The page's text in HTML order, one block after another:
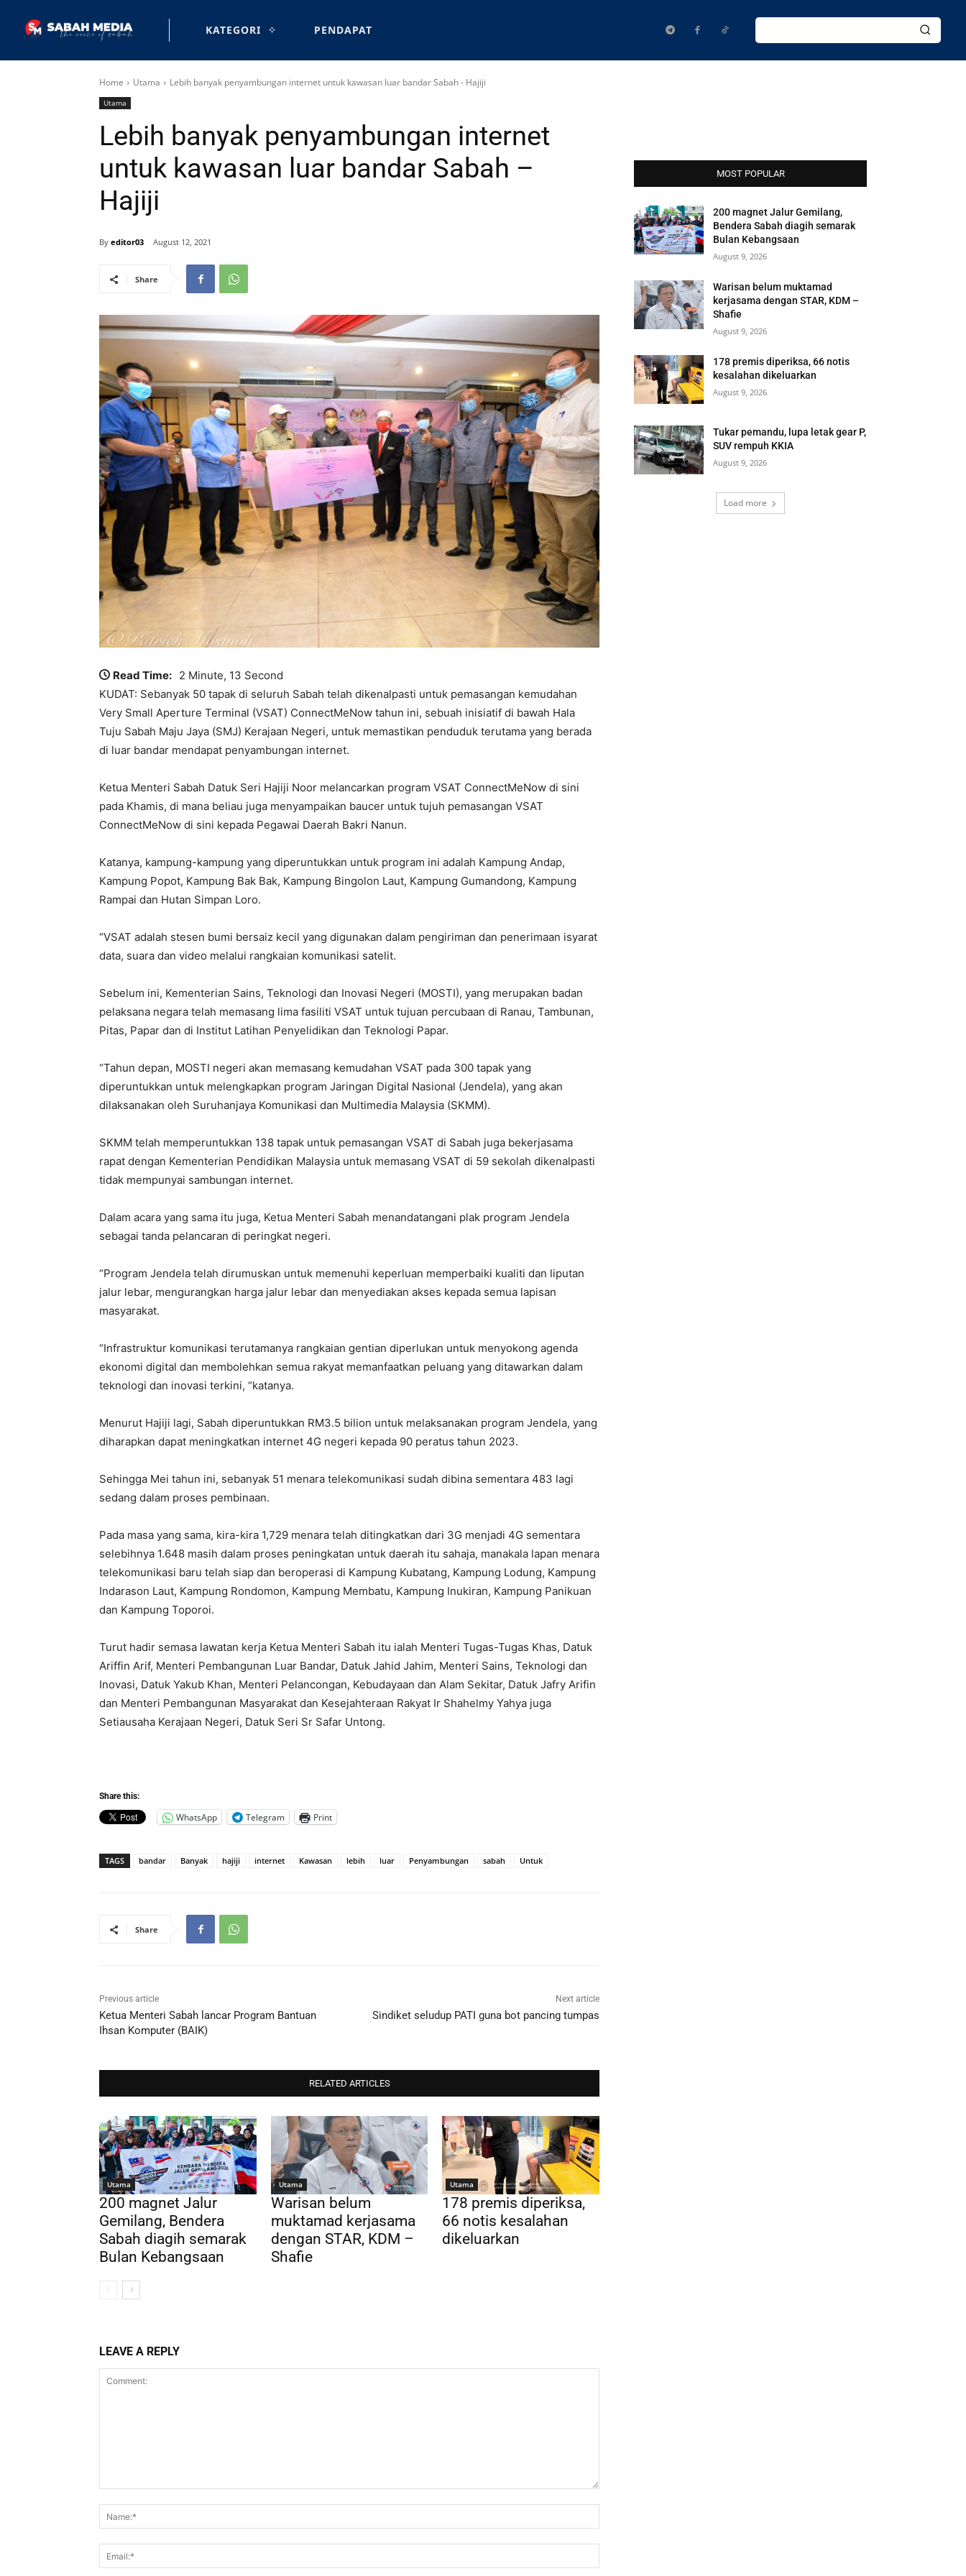
KATEGORI PENDAPAT
Home Utama Lebih banyak penyambungan internet untuk kawasan luar bandar Sabah - Hajiji
Utama
Lebih banyak penyambungan internet
untuk kawasan luar bandar Sabah –
Hajiji
By editor03 August 12, 2021
Share
Read Time: 2 Minute, 13 Second
KUDAT: Sebanyak 50 tapak di seluruh Sabah telah dikenalpasti untuk pemasangan kemudahan
Very Small Aperture Terminal (VSAT) ConnectMeNow tahun ini, sebuah inisiatif di bawah Hala
Tuju Sabah Maju Jaya (SMJ) Kerajaan Negeri, untuk memastikan penduduk terutama yang berada
di luar bandar mendapat penyambungan internet.
Ketua Menteri Sabah Datuk Seri Hajiji Noor melancarkan program VSAT ConnectMeNow di sini
pada Khamis, di mana beliau juga menyampaikan baucer untuk tujuh pemasangan VSAT
ConnectMeNow di sini kepada Pegawai Daerah Bakri Nanun.
Katanya, kampung-kampung yang diperuntukkan untuk program ini adalah Kampung Andap,
Kampung Popot, Kampung Bak Bak, Kampung Bingolon Laut, Kampung Gumandong, Kampung
Rampai dan Hutan Simpan Loro.
“VSAT adalah stesen bumi bersaiz kecil yang digunakan dalam pengiriman dan penerimaan isyarat
data, suara dan video melalui rangkaian komunikasi satelit.
Sebelum ini, Kementerian Sains, Teknologi dan Inovasi Negeri (MOSTI), yang merupakan badan
pelaksana negara telah memasang lima fasiliti VSAT untuk tujuan percubaan di Ranau, Tambunan,
Pitas, Papar dan di Institut Latihan Penyelidikan dan Teknologi Papar.
“Tahun depan, MOSTI negeri akan memasang kemudahan VSAT pada 300 tapak yang
diperuntukkan untuk melengkapkan program Jaringan Digital Nasional (Jendela), yang akan
dilaksanakan oleh Suruhanjaya Komunikasi dan Multimedia Malaysia (SKMM).
SKMM telah memperuntukkan 138 tapak untuk pemasangan VSAT di Sabah juga bekerjasama
rapat dengan Kementerian Pendidikan Malaysia untuk memasang VSAT di 59 sekolah dikenalpasti
tidak mempunyai sambungan internet.
Dalam acara yang sama itu juga, Ketua Menteri Sabah menandatangani plak program Jendela
sebagai tanda pelancaran di peringkat negeri.
“Program Jendela telah dirumuskan untuk memenuhi keperluan memperbaiki kualiti dan liputan
jalur lebar, mengurangkan harga jalur lebar dan menyediakan akses kepada semua lapisan
masyarakat.
“Infrastruktur komunikasi terutamanya rangkaian gentian diperlukan untuk menyokong agenda
ekonomi digital dan membolehkan semua rakyat memanfaatkan peluang yang ditawarkan dalam
teknologi dan inovasi terkini, “katanya.
Menurut Hajiji lagi, Sabah diperuntukkan RM3.5 bilion untuk melaksanakan program Jendela, yang
diharapkan dapat meningkatkan internet 4G negeri kepada 90 peratus tahun 2023.
Sehingga Mei tahun ini, sebanyak 51 menara telekomunikasi sudah dibina sementara 483 lagi
sedang dalam proses pembinaan.
Pada masa yang sama, kira-kira 1,729 menara telah ditingkatkan dari 3G menjadi 4G sementara
selebihnya 1.648 masih dalam proses peningkatan untuk daerah itu sahaja, manakala lapan menara
telekomunikasi baru telah siap dan beroperasi di Kampung Kubatang, Kampung Lodung, Kampung
Indarason Laut, Kampung Rondomon, Kampung Membatu, Kampung Inukiran, Kampung Panikuan
dan Kampung Toporoi.
Turut hadir semasa lawatan kerja Ketua Menteri Sabah itu ialah Menteri Tugas-Tugas Khas, Datuk
Ariffin Arif, Menteri Pembangunan Luar Bandar, Datuk Jahid Jahim, Menteri Sains, Teknologi dan
Inovasi, Datuk Yakub Khan, Menteri Pelancongan, Kebudayaan dan Alam Sekitar, Datuk Jafry Arifin
dan Menteri Pembangunan Masyarakat dan Kesejahteraan Rakyat Ir Shahelmy Yahya juga
Setiausaha Kerajaan Negeri, Datuk Seri Sr Safar Untong.
Share this:
WhatsApp Telegram Print
TAGS bandar Banyak hajiji internet Kawasan lebih luar Penyambungan sabah Untuk
Share
Previous article
Ketua Menteri Sabah lancar Program Bantuan
Ihsan Komputer (BAIK)
Next article
Sindiket seludup PATI guna bot pancing tumpas
RELATED ARTICLES
Utama
200 magnet Jalur
Gemilang, Bendera
Sabah diagih semarak
Bulan Kebangsaan
Utama
Warisan belum
muktamad kerjasama
dengan STAR, KDM –
Shafie
Utama
178 premis diperiksa,
66 notis kesalahan
dikeluarkan
LEAVE A REPLY
MOST POPULAR
200 magnet Jalur Gemilang,
Bendera Sabah diagih semarak
Bulan Kebangsaan
August 9, 2026
Warisan belum muktamad
kerjasama dengan STAR, KDM –
Shafie
August 9, 2026
178 premis diperiksa, 66 notis
kesalahan dikeluarkan
August 9, 2026
Tukar pemandu, lupa letak gear P,
SUV rempuh KKIA
August 9, 2026
Load more